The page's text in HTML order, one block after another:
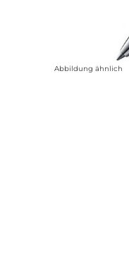
Abbildung ähnlich